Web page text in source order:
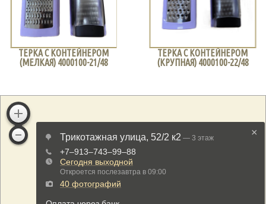
ТЕРКА С КОНТЕЙНЕРОМ
(МЕЛКАЯ) 4000100-21/48
ТЕРКА С КОНТЕЙНЕРОМ
(КРУПНАЯ) 4000100-22/48